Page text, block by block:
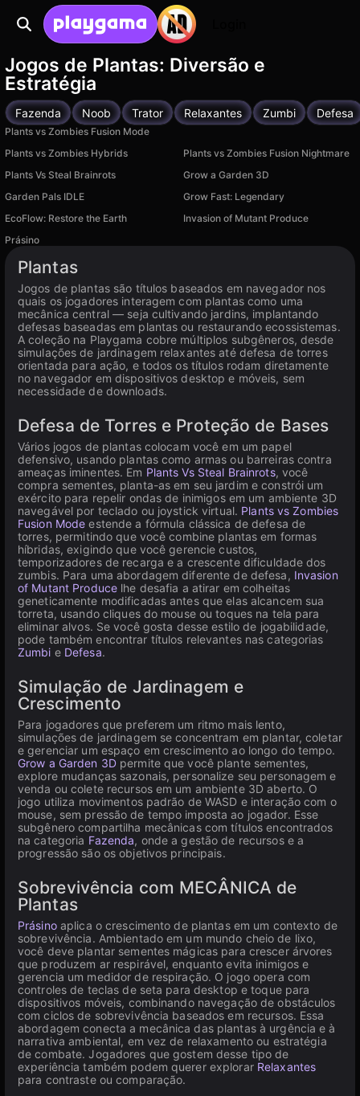
Jogos de Plantas: Diversão e
Estratégia
Fazenda Noob Trator Relaxantes Zumbi Defesa
Plants vs Zombies Fusion Mode
Plants vs Zombies Hybrids
Plants vs Zombies Fusion Nightmare
Plants Vs Steal Brainrots
Grow a Garden 3D
Garden Pals IDLE
Grow Fast: Legendary
EcoFlow: Restore the Earth
Invasion of Mutant Produce
Prásino
Plantas
Jogos de plantas são títulos baseados em navegador nos
quais os jogadores interagem com plantas como uma
mecânica central — seja cultivando jardins, implantando
defesas baseadas em plantas ou restaurando ecossistemas.
A coleção na Playgama cobre múltiplos subgêneros, desde
simulações de jardinagem relaxantes até defesa de torres
orientada para ação, e todos os títulos rodam diretamente
no navegador em dispositivos desktop e móveis, sem
necessidade de downloads.
Defesa de Torres e Proteção de Bases
Vários jogos de plantas colocam você em um papel
defensivo, usando plantas como armas ou barreiras contra
ameaças iminentes. Em Plants Vs Steal Brainrots, você
compra sementes, planta-as em seu jardim e constrói um
exército para repelir ondas de inimigos em um ambiente 3D
navegável por teclado ou joystick virtual. Plants vs Zombies
Fusion Mode estende a fórmula clássica de defesa de
torres, permitindo que você combine plantas em formas
híbridas, exigindo que você gerencie custos,
temporizadores de recarga e a crescente dificuldade dos
zumbis. Para uma abordagem diferente de defesa, Invasion
of Mutant Produce lhe desafia a atirar em colheitas
geneticamente modificadas antes que elas alcancem sua
torreta, usando cliques do mouse ou toques na tela para
eliminar alvos. Se você gosta desse estilo de jogabilidade,
pode também encontrar títulos relevantes nas categorias
Zumbi e Defesa.
Simulação de Jardinagem e
Crescimento
Para jogadores que preferem um ritmo mais lento,
simulações de jardinagem se concentram em plantar, coletar
e gerenciar um espaço em crescimento ao longo do tempo.
Grow a Garden 3Dpermite que você plante sementes,
explore mudanças sazonais, personalize seu personagem e
venda ou colete recursos em um ambiente 3D aberto. O
jogo utiliza movimentos padrão de WASD e interação com o
mouse, sem pressão de tempo imposta ao jogador. Esse
subgênero compartilha mecânicas com títulos encontrados
na categoria Fazenda, onde a gestão de recursos e a
progressão são os objetivos principais.
Sobrevivência com MECÂNICA de
Plantas
Prásinoaplica o crescimento de plantas em um contexto de
sobrevivência. Ambientado em um mundo cheio de lixo,
você deve plantar sementes mágicas para crescer árvores
que produzem ar respirável, enquanto evita inimigos e
gerencia um medidor de respiração. O jogo opera com
controles de teclas de seta para desktop e toque para
dispositivos móveis, combinando navegação de obstáculos
com ciclos de sobrevivência baseados em recursos. Essa
abordagem conecta a mecânica das plantas à urgência e à
narrativa ambiental, em vez de relaxamento ou estratégia
de combate. Jogadores que gostem desse tipo de
experiência também podem querer explorar Relaxantes
para contraste ou comparação.